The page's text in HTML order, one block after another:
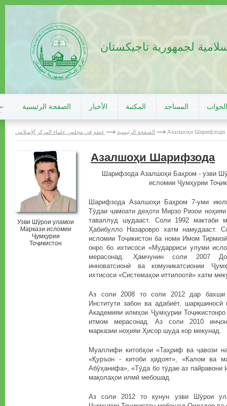
لجمهورية تاجيكستان
الصفحة الرئيسية الأخبار المكتبة المساجد
الصفحة الرئيسية عضو في مجلس علماء المركز الإسلامي Азалшоҳи Шарифзода
Узви Шӯрои уламои
Маркази исломии
Ҷумҳурии
Тоҷикистон
Азалшоҳи Шарифзода
Шарифзода Азалшоҳи Баҳром - узви
исломии Ҷумҳурии
Шарифзода Азалшоҳи Баҳром 7-уми
Тӯдаи ҷамоати деҳоти Мирзо Ризои
таваллуд шудааст. Соли 1992
Ҳабибулло Назаровро хатм намудааст.
исломии Тоҷикистон ба номи Имом
онро бо ихтисоси «Мударриси улуми
мерасонад. Ҳамчунин соли 2007
инноватсионӣ ва комуникатсионии
ихтисоси «Системаҳои иттилоотӣ» хатм
Аз соли 2008 то соли 2012 дар бахши
Институти забон ва адабиёт,
Академияи илмҳои Ҷумҳурии
итмом мерасонад. Аз соли 2010
марказии ноҳияи Ҳисор шуда кор мекунад.
Муаллифи китобҳои «Таҳриф ва ҷавози
«Қуръон - китоби ҳидоят», «Калом ва
Абӯҳанифа», «Тӯда бо тӯдае аз
мақолаҳои илмӣ мебошад.
Аз соли 2012 то кунун узви Шӯрои